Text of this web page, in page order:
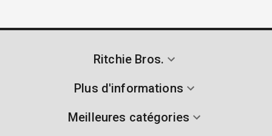
Ritchie Bros.
Plus d'informations
Meilleures catégories